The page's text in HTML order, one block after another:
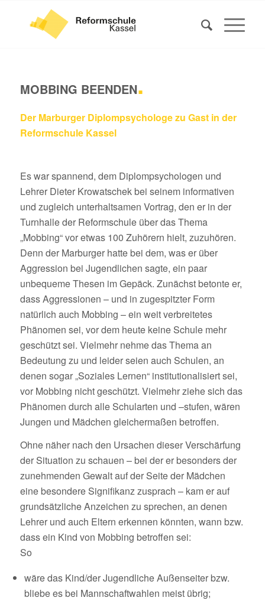
MOBBING BEENDEN.
Der Marburger Diplompsychologe zu Gast in der
Reformschule Kassel
Es war spannend, dem Diplompsychologen und
Lehrer Dieter Krowatschek bei seinem informativen
und zugleich unterhaltsamen Vortrag, den er in der
Turnhalle der Reformschule über das Thema
„Mobbing“ vor etwas 100 Zuhörern hielt, zuzuhören.
Denn der Marburger hatte bei dem, was er über
Aggression bei Jugendlichen sagte, ein paar
unbequeme Thesen im Gepäck. Zunächst betonte er,
dass Aggressionen – und in zugespitzter Form
natürlich auch Mobbing – ein weit verbreitetes
Phänomen sei, vor dem heute keine Schule mehr
geschützt sei. Vielmehr nehme das Thema an
Bedeutung zu und leider seien auch Schulen, an
denen sogar „Soziales Lernen“ institutionalisiert sei,
vor Mobbing nicht geschützt. Vielmehr ziehe sich das
Phänomen durch alle Schularten und –stufen, wären
Jungen und Mädchen gleichermaßen betroffen.
Ohne näher nach den Ursachen dieser Verschärfung
der Situation zu schauen – bei der er besonders der
zunehmenden Gewalt auf der Seite der Mädchen
eine besondere Signifikanz zusprach – kam er auf
grundsätzliche Anzeichen zu sprechen, an denen
Lehrer und auch Eltern erkennen könnten, wann bzw.
dass ein Kind von Mobbing betroffen sei:
So
wäre das Kind/der Jugendliche Außenseiter bzw.
bliebe es bei Mannschaftwahlen meist übrig;